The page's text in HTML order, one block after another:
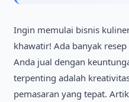
Ingin memulai bisnis
khawatir! Ada banyak
Anda jual dengan
terpenting adalah
pemasaran yang tepat.